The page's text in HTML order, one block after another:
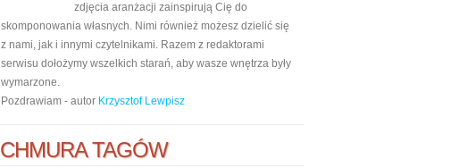
zdjęcia aranżacji zainspirują Cię do
skomponowania własnych. Nimi również możesz dzielić się
z nami, jak i innymi czytelnikami. Razem z redaktorami
serwisu dołożymy wszelkich starań, aby wasze wnętrza były
wymarzone.
Pozdrawiam - autor Krzysztof Lewpisz
CHMURA TAGÓW